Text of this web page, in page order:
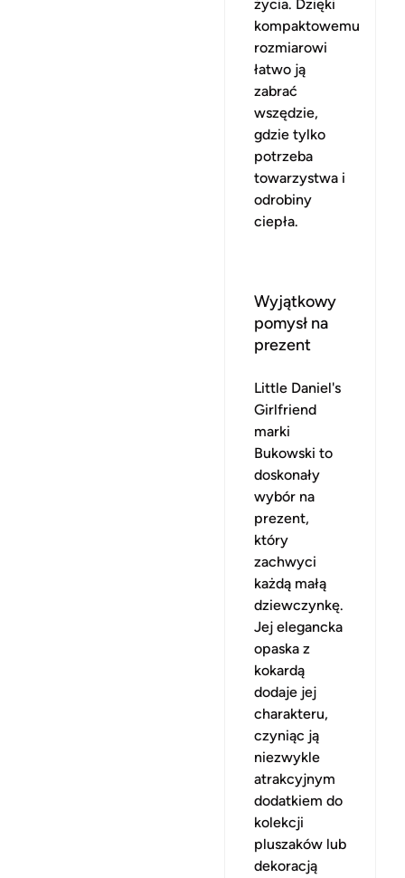
życia. Dzięki
kompaktowemu
rozmiarowi
łatwo ją
zabrać
wszędzie,
gdzie tylko
potrzeba
towarzystwa i
odrobiny
ciepła.
Wyjątkowy
pomysł na
prezent
Little Daniel's
Girlfriend
marki
Bukowski to
doskonały
wybór na
prezent,
który
zachwyci
każdą małą
dziewczynkę.
Jej elegancka
opaska z
kokardą
dodaje jej
charakteru,
czyniąc ją
niezwykle
atrakcyjnym
dodatkiem do
kolekcji
pluszaków lub
dekoracją